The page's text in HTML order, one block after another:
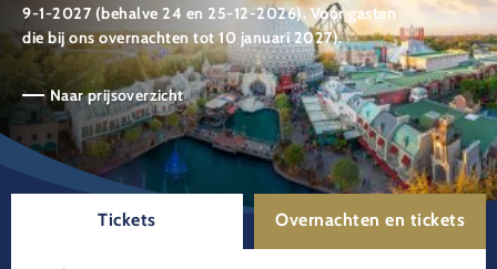
9-1-2027 (behalve 24 en 25-12-2026). Voor gasten
die bij ons overnachten tot 10 januari 2027).
Naar prijsoverzicht
Tickets Overnachten en tickets